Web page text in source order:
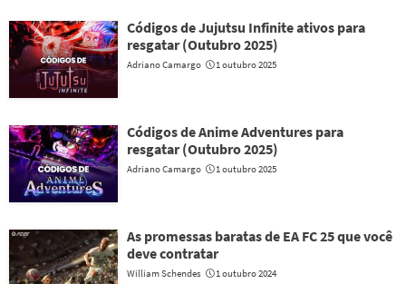
Códigos de Jujutsu Infinite ativos para
resgatar (Outubro 2025)
Adriano Camargo 1 outubro 2025
Códigos de Anime Adventures para
resgatar (Outubro 2025)
Adriano Camargo 1 outubro 2025
As promessas baratas de EA FC 25 que você
deve contratar
William Schendes 1 outubro 2024